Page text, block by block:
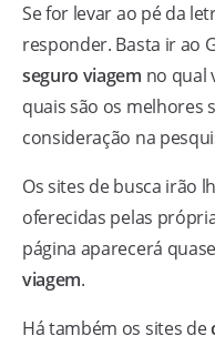
Se for levar ao pé da
responder. Basta ir ao
seguro viagem no qual
quais são os melhores
consideração na
Os sites de busca irão
oferecidas pelas
página aparecerá
viagem.
Há também os sites de